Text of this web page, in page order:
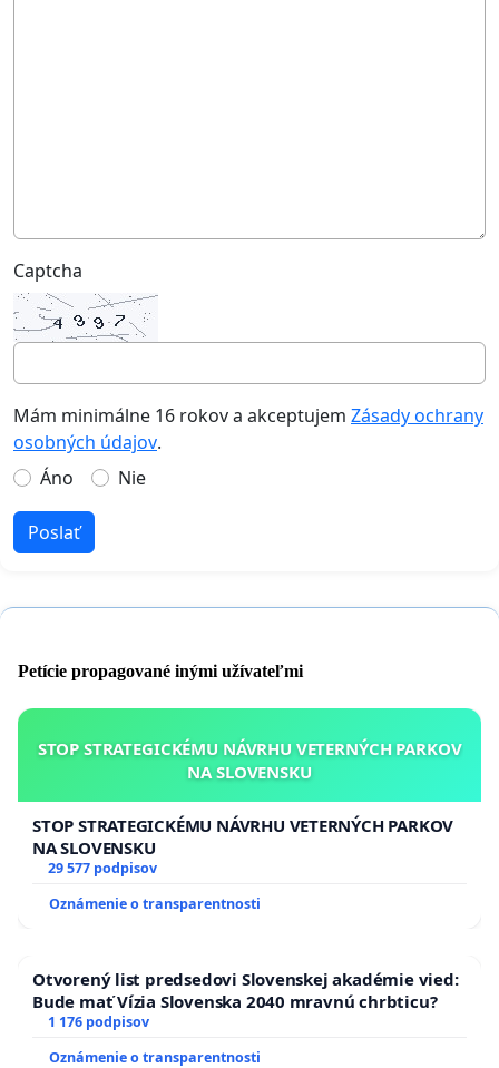
Captcha
Mám minimálne 16 rokov a akceptujem Zásady ochrany
osobných údajov.
Áno
Nie
Poslať
Petície propagované inými užívateľmi
STOP STRATEGICKÉMU NÁVRHU VETERNÝCH PARKOV
NA SLOVENSKU
STOP STRATEGICKÉMU NÁVRHU VETERNÝCH PARKOV
NA SLOVENSKU
29 577 podpisov
Oznámenie o transparentnosti
Otvorený list predsedovi Slovenskej akadémie vied:
Bude mať Vízia Slovenska 2040 mravnú chrbticu?
1 176 podpisov
Oznámenie o transparentnosti